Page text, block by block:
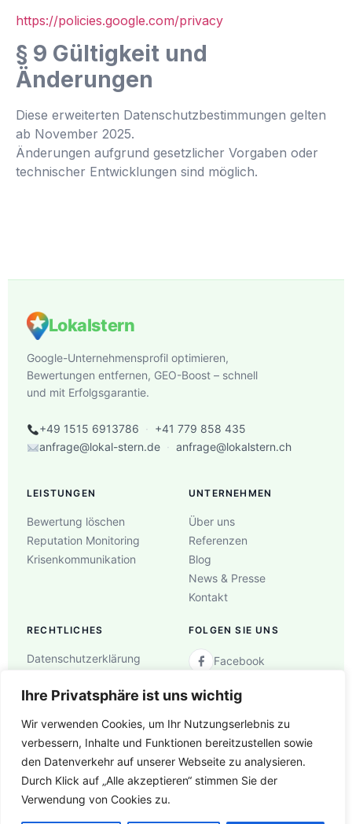
Ihre Privatsphäre ist uns wichtig
Wir verwenden Cookies, um Ihr Nutzungserlebnis zu
verbessern, Inhalte und Funktionen bereitzustellen sowie
den Datenverkehr auf unserer Webseite zu analysieren.
Durch Klick auf „Alle akzeptieren“ stimmen Sie der
Verwendung von Cookies zu.
https://policies.google.com/privacy
§ 9 Gültigkeit und
Änderungen
Diese erweiterten Datenschutzbestimmungen gelten
ab November 2025.
Änderungen aufgrund gesetzlicher Vorgaben oder
technischer Entwicklungen sind möglich.
Lokalstern
Google-Unternehmensprofil optimieren,
Bewertungen entfernen, GEO-Boost – schnell
und mit Erfolgsgarantie.
+49 1515 6913786 · +41 779 858 435
anfrage@lokal-stern.de · anfrage@lokalstern.ch
LEISTUNGEN
Bewertung löschen
Reputation Monitoring
Krisenkommunikation
UNTERNEHMEN
Über uns
Referenzen
Blog
News & Presse
Kontakt
RECHTLICHES
Datenschutzerklärung
Impressum
FOLGEN SIE UNS
Facebook
X (Twitter)
©2026Lokalstern. Alle Rechte vorbehalten. Website von